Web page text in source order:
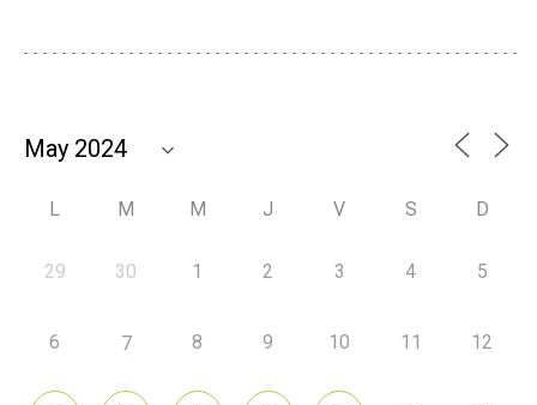
L M M J V S D
29 30 1 2 3 4 5
6 7 8 9 10 11 12